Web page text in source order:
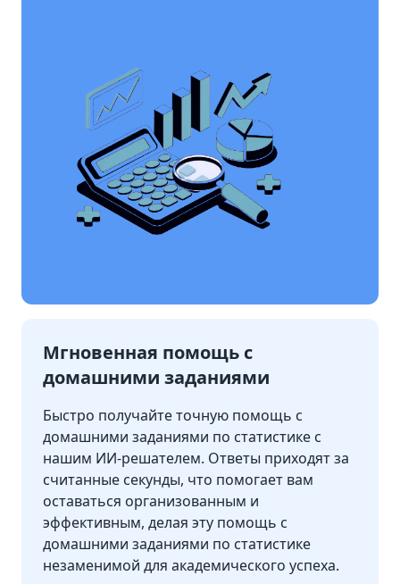
Мгновенная помощь с
домашними заданиями
Быстро получайте точную помощь с
домашними заданиями по статистике с
нашим ИИ-решателем. Ответы приходят за
считанные секунды, что помогает вам
оставаться организованным и
эффективным, делая эту помощь с
домашними заданиями по статистике
незаменимой для академического успеха.